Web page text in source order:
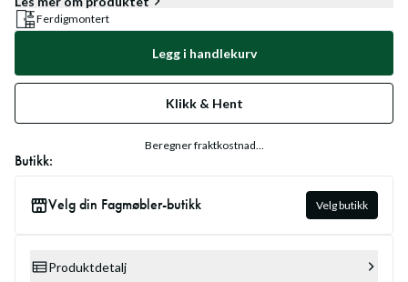
Ferdigmontert
Legg i handlekurv
Klikk & Hent
Beregner fraktkostnad...
Butikk:
Velg din Fagmøbler-butikk Velg butikk
Produktdetalj